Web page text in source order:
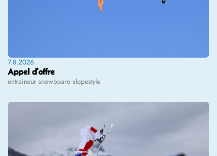
7.8.2026
Appel d'offre
entraineur snowboard slopestyle